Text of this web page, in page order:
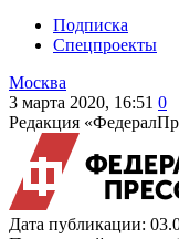
Подписка
Спецпроекты
Москва
3 марта 2020, 16:51 0
Редакция
Дата публикации: